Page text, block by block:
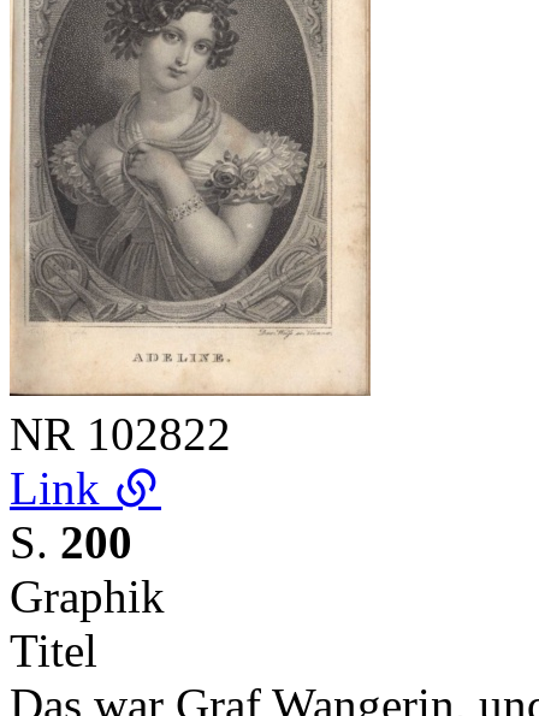
NR 102822
Link
S. 200
Graphik
Titel
Das war Graf Wangerin,